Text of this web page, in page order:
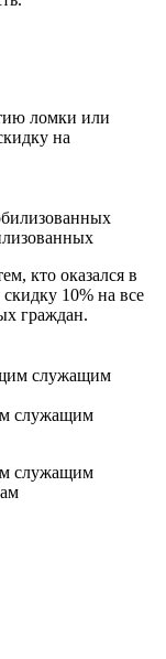
ломки или
на
кто оказался в
10% на все
граждан.
служащим
служащим